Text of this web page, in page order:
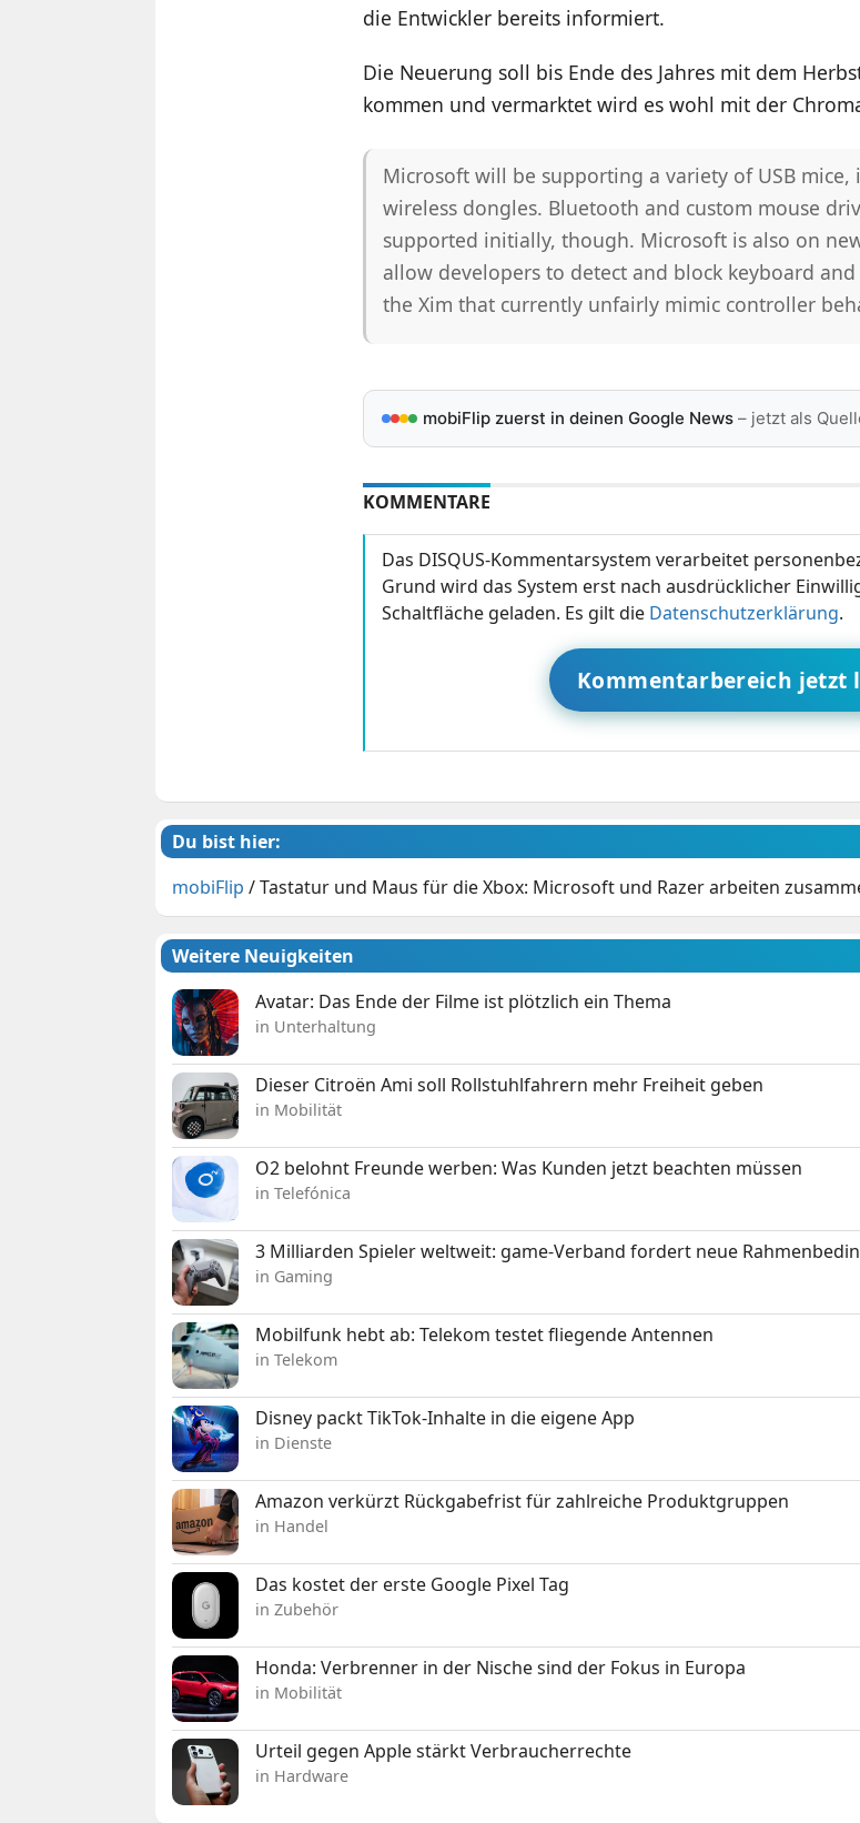
die Entwickler bereits informiert.
Die Neuerung soll bis Ende des Jahres mit dem
kommen und vermarktet wird es wohl mit der
Microsoft will be supporting a variety of USB
wireless dongles. Bluetooth and custom mouse
supported initially, though. Microsoft is also on
allow developers to detect and block keyboard and
the Xim that currently unfairly mimic controller
mobiFlip zuerst in deinen Google News– jetzt als
KOMMENTARE
Das DISQUS-Kommentarsystem verarbeitet
Grund wird das System erst nach ausdrücklicher
Schaltfläche geladen. Es gilt die Datenschutzerklärung.
Kommentarbereich jetzt
Du bist hier:
mobiFlip /Tastatur und Maus für die Xbox: Microsoft und Razer arbeiten
Weitere Neuigkeiten
Avatar: Das Ende der Filme ist plötzlich ein Thema
in Unterhaltung
Dieser Citroën Ami soll Rollstuhlfahrern mehr Freiheit geben
in Mobilität
O2 belohnt Freunde werben: Was Kunden jetzt beachten müssen
in Telefónica
3 Milliarden Spieler weltweit: game-Verband fordert neue
in Gaming
Mobilfunk hebt ab: Telekom testet fliegende Antennen
in Telekom
Disney packt TikTok-Inhalte in die eigene App
in Dienste
Amazon verkürzt Rückgabefrist für zahlreiche Produktgruppen
in Handel
Das kostet der erste Google Pixel Tag
in Zubehör
Honda: Verbrenner in der Nische sind der Fokus in Europa
in Mobilität
Urteil gegen Apple stärkt Verbraucherrechte
in Hardware